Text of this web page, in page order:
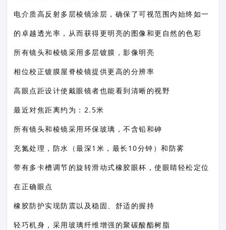
电介质高反射多层棱镜涂层，确保了可视范围内始终如一
的卓越透光率，从而获得更明亮的图像和更自然的色彩
所有镜头和棱镜采用多层镀膜，影像明亮
相位校正镀膜屋脊棱镜提供更高的分辨率
高眼点距设计使戴眼镜者也能看到清晰的视野
最近对焦距离约为：2.5米
所有镜头和棱镜采用环保玻璃，不含铅和砷
充氮处理，防水（最深1米，最长10分钟）和防雾
带有多卡槽调节的旋转滑动式橡胶眼杯，使眼睛轻松定位
在正确眼点
橡胶防护实现防震以及稳固、舒适的握持
轻巧机身，采用玻璃纤维增强的聚碳酸酯树脂